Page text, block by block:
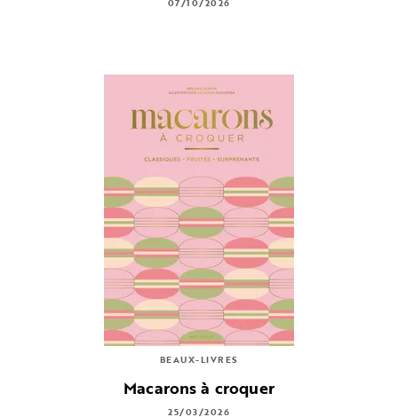
07/10/2026
BEAUX-LIVRES
Macarons à croquer
25/03/2026